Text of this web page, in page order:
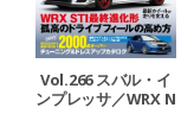
Vol.266 スバル・イ
ンプレッサ／WRX N